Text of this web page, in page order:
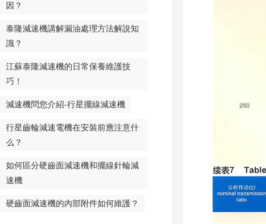
因？
泰隆減速機講解漏油處理方法解說知
識？
江蘇泰隆減速機的日常保養維護技
巧！
減速機問您介紹-行星擺線減速機
行星齒輪減速電機在安裝前應注意什
么？
如何區分硬齒面減速機和擺線針輪減
速機
硬齒面減速機的內部附件如何維護？